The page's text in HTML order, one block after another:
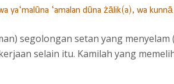
ya‘malūna ‘amalan dūna żālik(a), wa
segolongan setan yang menyelam
selain itu. Kamilah yang